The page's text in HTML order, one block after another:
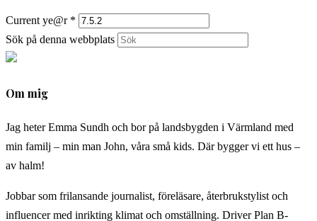
Current ye@r *
Sök på denna webbplats
Om mig
Jag heter Emma Sundh och bor på landsbygden i Värmland med
min familj – min man John, våra små kids. Där bygger vi ett hus –
av halm!
Jobbar som frilansande journalist, föreläsare, återbrukstylist och
influencer med inrikting klimat och omställning. Driver Plan B-